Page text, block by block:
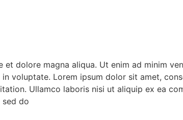
et dolore magna aliqua. Ut enim ad minim
voluptate. Lorem ipsum dolor sit amet,
Ullamco laboris nisi ut aliquip ex ea
do